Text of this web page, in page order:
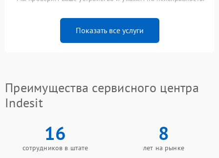
Показать все услуги
Преимущества сервисного центра
Indesit
16
сотрудников в штате
8
лет на рынке